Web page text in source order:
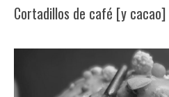
Cortadillos de café [y cacao]